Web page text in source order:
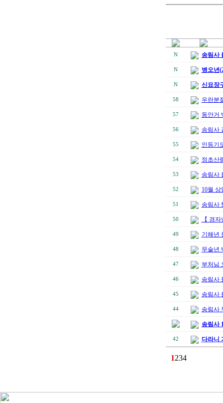
N 송림사
N 병오년
N 신묘장
58 우란분
57 동안거
56 송림사
55 인등기
54 정초산
53 송림사
52 10월 상
51 송림사
50 【 경
49 기해년
48 무술년
47 부처님
46 송림사
45 송림사
44 송림사
송림사
42 다라니
1234